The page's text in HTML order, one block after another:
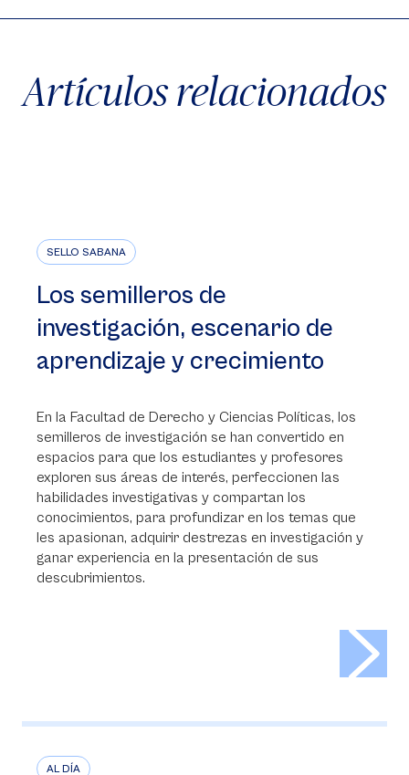
Artículos relacionados
SELLO SABANA
Los semilleros de
investigación, escenario de
aprendizaje y crecimiento
En la Facultad de Derecho y Ciencias Políticas, los
semilleros de investigación se han convertido en
espacios para que los estudiantes y profesores
exploren sus áreas de interés, perfeccionen las
habilidades investigativas y compartan los
conocimientos, para profundizar en los temas que
les apasionan, adquirir destrezas en investigación y
ganar experiencia en la presentación de sus
descubrimientos.
AL DÍA